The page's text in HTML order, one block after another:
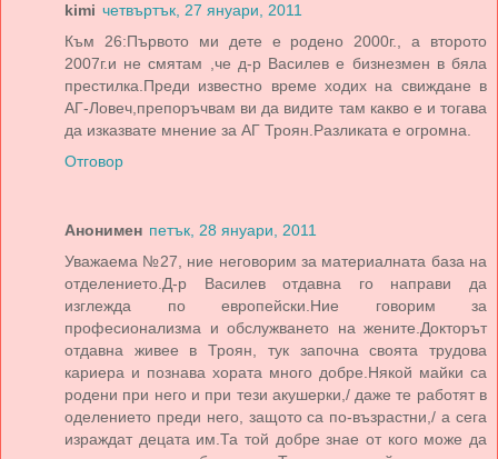
kimi четвъртък, 27 януари, 2011
Към 26:Първото ми дете е родено 2000г., а второто
2007г.и не смятам ,че д-р Василев е бизнезмен в бяла
престилка.Преди известно време ходих на свиждане в
АГ-Ловеч,препоръчвам ви да видите там какво е и тогава
да изказвате мнение за АГ Троян.Разликата е огромна.
Отговор
Анонимен петък, 28 януари, 2011
Уважаема №27, ние неговорим за материалната база на
отделението.Д-р Василев отдавна го направи да
изглежда по европейски.Ние говорим за
професионализма и обслужването на жените.Докторът
отдавна живее в Троян, тук започна своята трудова
кариера и познава хората много добре.Някой майки са
родени при него и при тези акушерки,/ даже те работят в
оделението преди него, защото са по-възрастни,/ а сега
израждат децата им.Та той добре знае от кого може да